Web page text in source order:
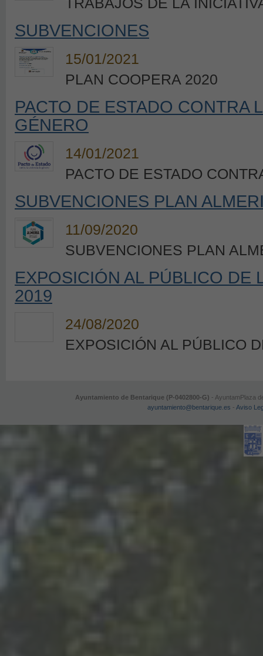
SUBVENCIONES
15/01/2021
PLAN COOPERA 2020
PACTO DE ESTADO CONTRA
GÉNERO
14/01/2021
PACTO DE ESTADO
SUBVENCIONES PLAN
11/09/2020
SUBVENCIONES PLAN
EXPOSICIÓN AL PÚBLICO DE
2019
24/08/2020
EXPOSICIÓN AL PÚBLICO
Ayuntamiento de Bentarique (P-0402800-G) - AyuntamPlaza
ayuntamiento@bentarique.es -Aviso